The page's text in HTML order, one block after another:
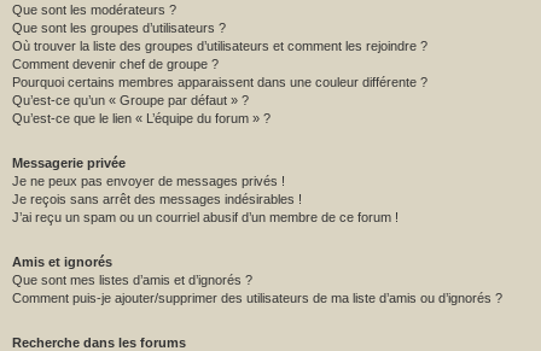
Que sont les modérateurs ?
Que sont les groupes d’utilisateurs ?
Où trouver la liste des groupes d’utilisateurs et comment les rejoindre ?
Comment devenir chef de groupe ?
Pourquoi certains membres apparaissent dans une couleur différente ?
Qu’est-ce qu’un « Groupe par défaut » ?
Qu’est-ce que le lien « L’équipe du forum » ?
Messagerie privée
Je ne peux pas envoyer de messages privés !
Je reçois sans arrêt des messages indésirables !
J’ai reçu un spam ou un courriel abusif d’un membre de ce forum !
Amis et ignorés
Que sont mes listes d’amis et d’ignorés ?
Comment puis-je ajouter/supprimer des utilisateurs de ma liste d’amis ou d’ignorés ?
Recherche dans les forums